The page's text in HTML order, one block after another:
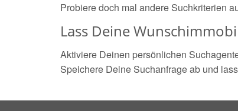
Probiere doch mal andere Suchkriterien
Lass Deine
Aktiviere Deinen persönlichen
Speichere Deine Suchanfrage ab und